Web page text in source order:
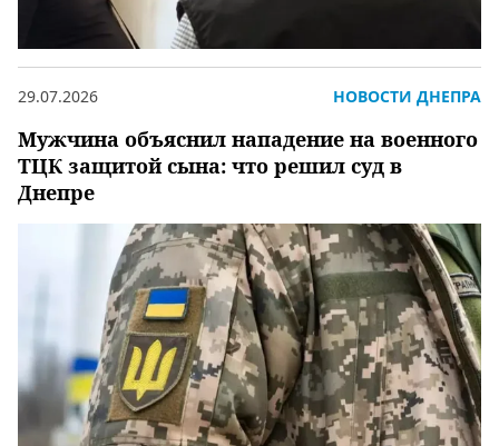
Мужчина объяснил нападение на военного
ТЦК защитой сына: что решил суд в
Днепре
29.07.2026 НОВОСТИ ДНЕПРА